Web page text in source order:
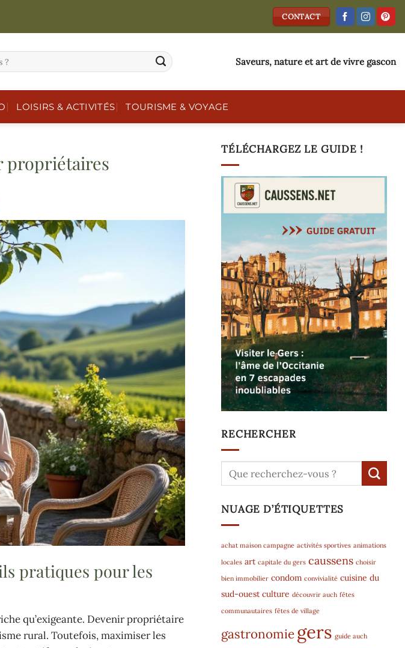
CONTACT
Saveurs, nature et art de vivre gascon
LOISIRS & ACTIVITÉS TOURISME & VOYAGE
propriétaires
pratiques pour les
qu’exigeante. Devenir propriétaire
rural. Toutefois, maximiser les
TÉLÉCHARGEZ LE GUIDE !
RECHERCHER
NUAGE D’ÉTIQUETTES
achat maison campagne activités sportives animations
locales art capitale du gers caussens choisir
bien immobilier condom convivialité cuisine du
sud-ouest culture découvrir auch fêtes
communautaires fêtes de village
gastronomiegers guide auch